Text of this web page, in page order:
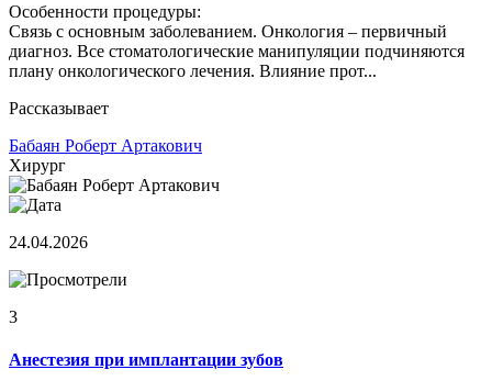
Особенности процедуры:
Связь с основным заболеванием. Онкология – первичный
диагноз. Все стоматологические манипуляции подчиняются
плану онкологического лечения. Влияние прот...
Рассказывает
Бабаян Роберт Артакович
Хирург
24.04.2026
3
Анестезия при имплантации зубов